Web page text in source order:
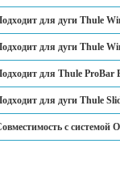
для дуги Thule
для дуги Thule
для Thule ProBar
для дуги Thule
с системой